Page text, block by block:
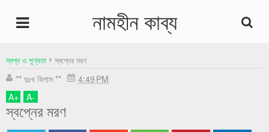
নামহীন কাব্য
স্বপ্ন ও শূণ্যতা স্বপ্নের মরণ
** দুঃখ বিলাস **
4:49 PM
A+ A-
স্বপ্নের মরণ
Home
Home